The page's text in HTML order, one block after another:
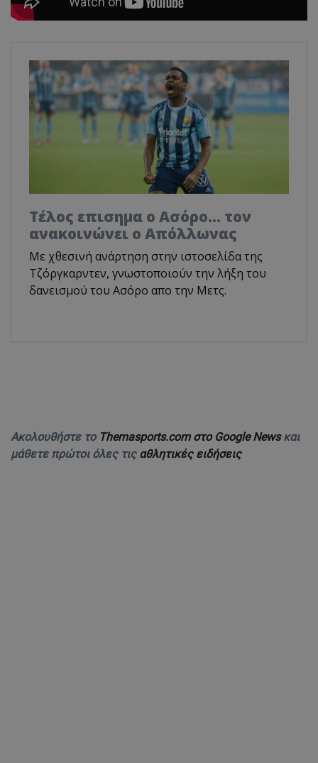
Tέλος επισημα ο Ασόρο... τον
ανακοινώνει ο Απόλλωνας
Με χθεσινή ανάρτηση στην ιστοσελίδα της
Τζόργκαρντεν, γνωστοποιούν την λήξη του
δανεισμού του Ασόρο απο την Μετς.
Ακολουθήστε το Themasports.com στο Google Newsκαι
μάθετε πρώτοι όλες τις αθλητικές ειδήσεις